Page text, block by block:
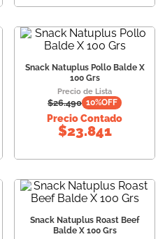
Snack Natuplus Pollo Balde X
100 Grs
Precio de Lista
$26.490 10%OFF
Precio Contado
$23.841
Snack Natuplus Roast Beef
Balde X 100 Grs